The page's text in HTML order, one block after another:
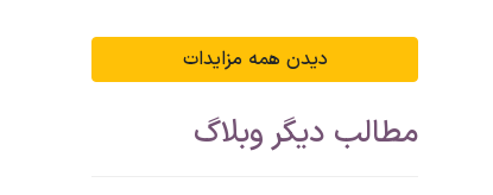
دیدن همه مزایدات
مطالب دیگر وبلاگ